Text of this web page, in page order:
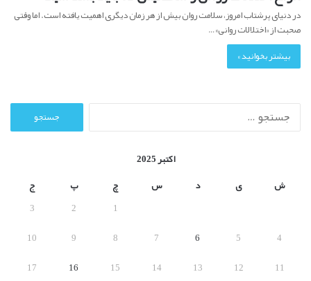
در دنیای پرشتاب امروز، سلامت روان بیش از هر زمان دیگری اهمیت یافته است. اما وقتی
صحبت از «اختلالات روانی»…
بیشتر بخوانید »
اکتبر 2025
ش
ی د س چ پ
ج
1
2
3
4
5
6
7
8
9
10
11
12
13
14
15
16
17